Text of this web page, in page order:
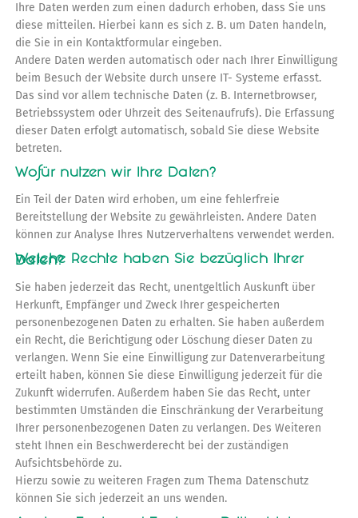
Ihre Daten werden zum einen dadurch erhoben, dass Sie uns
diese mitteilen. Hierbei kann es sich z. B. um Daten handeln,
die Sie in ein Kontaktformular eingeben.
Andere Daten werden automatisch oder nach Ihrer Einwilligung
beim Besuch der Website durch unsere IT- Systeme erfasst.
Das sind vor allem technische Daten (z. B. Internetbrowser,
Betriebssystem oder Uhrzeit des Seitenaufrufs). Die Erfassung
dieser Daten erfolgt automatisch, sobald Sie diese Website
betreten.
Wofür nutzen wir Ihre Daten?
Ein Teil der Daten wird erhoben, um eine fehlerfreie
Bereitstellung der Website zu gewährleisten. Andere Daten
können zur Analyse Ihres Nutzerverhaltens verwendet werden.
Welche Rechte haben Sie bezüglich Ihrer Daten?
Sie haben jederzeit das Recht, unentgeltlich Auskunft über
Herkunft, Empfänger und Zweck Ihrer gespeicherten
personenbezogenen Daten zu erhalten. Sie haben außerdem
ein Recht, die Berichtigung oder Löschung dieser Daten zu
verlangen. Wenn Sie eine Einwilligung zur Datenverarbeitung
erteilt haben, können Sie diese Einwilligung jederzeit für die
Zukunft widerrufen. Außerdem haben Sie das Recht, unter
bestimmten Umständen die Einschränkung der Verarbeitung
Ihrer personenbezogenen Daten zu verlangen. Des Weiteren
steht Ihnen ein Beschwerderecht bei der zuständigen
Aufsichtsbehörde zu.
Hierzu sowie zu weiteren Fragen zum Thema Datenschutz
können Sie sich jederzeit an uns wenden.